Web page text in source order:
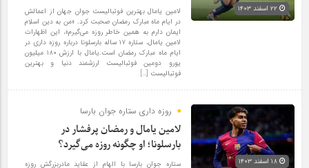
لامین یامال بهترین فوتبالیست جوان جهان از اعمالش
در ایام ماه مبارک رمضان صحبت کرد. «من به دین اسلام
ایمان دارم به همین خاطر روزه می‌گیرم»، این اظهارات
لامین یامال، ستاره ۱۷ ساله بارسلونا درباره روزه داری در
ایام ماه مبارک رمضان است.یامال با ارزش ۱۸۰ میلیون
یورو دومین فوتبالیست ارزشمند دنیا و بهترین
فوتبالیست […]
روزه داری ستاره جوان بارسا
لامین یامال و رمضان پرفشار در
بارسلونا؛ او چگونه روزه می‌گیرد؟
ستاره جوان بارسا با الهام از عقاید مادربزرگش روزه‌